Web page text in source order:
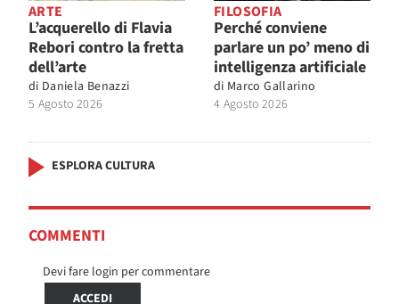
ARTE
L’acquerello di Flavia
Rebori contro la fretta
dell’arte
di Daniela Benazzi
5 Agosto 2026
FILOSOFIA
Perché conviene
parlare un po’ meno di
intelligenza artificiale
di Marco Gallarino
4 Agosto 2026
ESPLORA CULTURA
COMMENTI
Devi fare login per commentare
ACCEDI